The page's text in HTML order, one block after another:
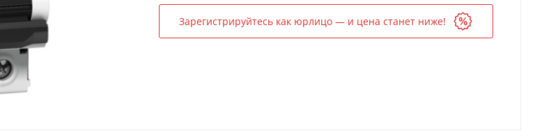
Зарегистрируйтесь как юрлицо — и цена станет ниже!